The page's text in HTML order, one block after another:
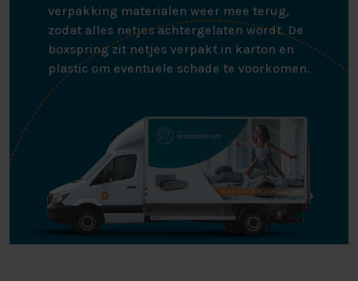
verpakking materialen weer mee terug,
zodat alles netjes achtergelaten wordt. De
boxspring zit netjes verpakt in karton en
plastic om eventuele schade te voorkomen.